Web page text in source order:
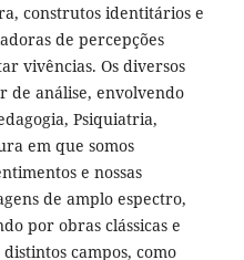
construtos identitários e
de percepções
vivências. Os diversos
de análise, envolvendo
Psiquiatria,
em que somos
e nossas
de amplo espectro,
por obras clássicas e
campos, como